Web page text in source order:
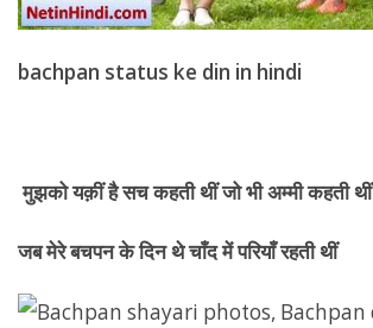
bachpan status ke din in hindi
मुझको यक़ीं है सच कहती थीं जो भी अम्मी कहती थीं
जब मेरे बचपन के दिन थे चाँद में परियाँ रहती थीं